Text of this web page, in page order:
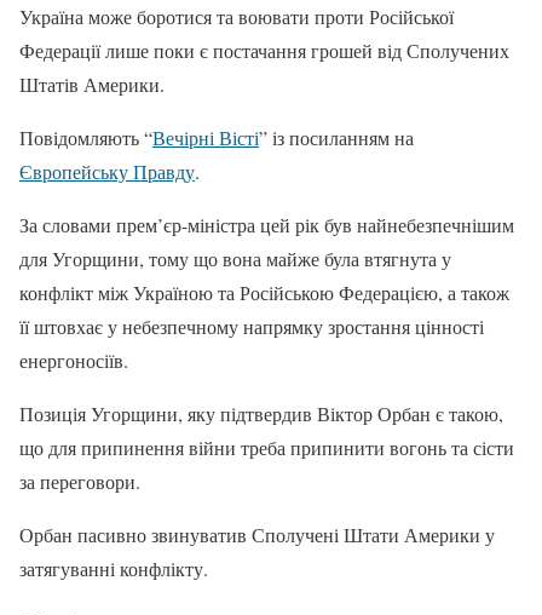
Україна може боротися та воювати проти Російської
Федерації лише поки є постачання грошей від Сполучених
Штатів Америки.
Повідомляють “Вечірні Вісті” із посиланням на
Європейську Правду.
За словами прем’єр-міністра цей рік був найнебезпечнішим
для Угорщини, тому що вона майже була втягнута у
конфлікт між Україною та Російською Федерацією, а також
її штовхає у небезпечному напрямку зростання цінності
енергоносіїв.
Позиція Угорщини, яку підтвердив Віктор Орбан є такою,
що для припинення війни треба припинити вогонь та сісти
за переговори.
Орбан пасивно звинуватив Сполучені Штати Америки у
затягуванні конфлікту.